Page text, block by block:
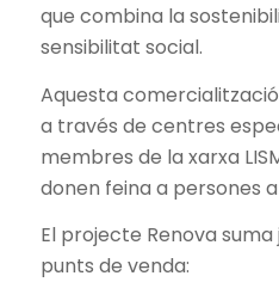
que combina la
sensibilitat social.
Aquesta
a través de centres
membres de la xarxa
donen feina a persones
El projecte Renova
punts de venda: